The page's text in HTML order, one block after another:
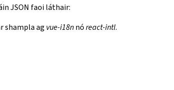
JSON faoi láthair:
shampla ag vue-i18nnóreact-intl.